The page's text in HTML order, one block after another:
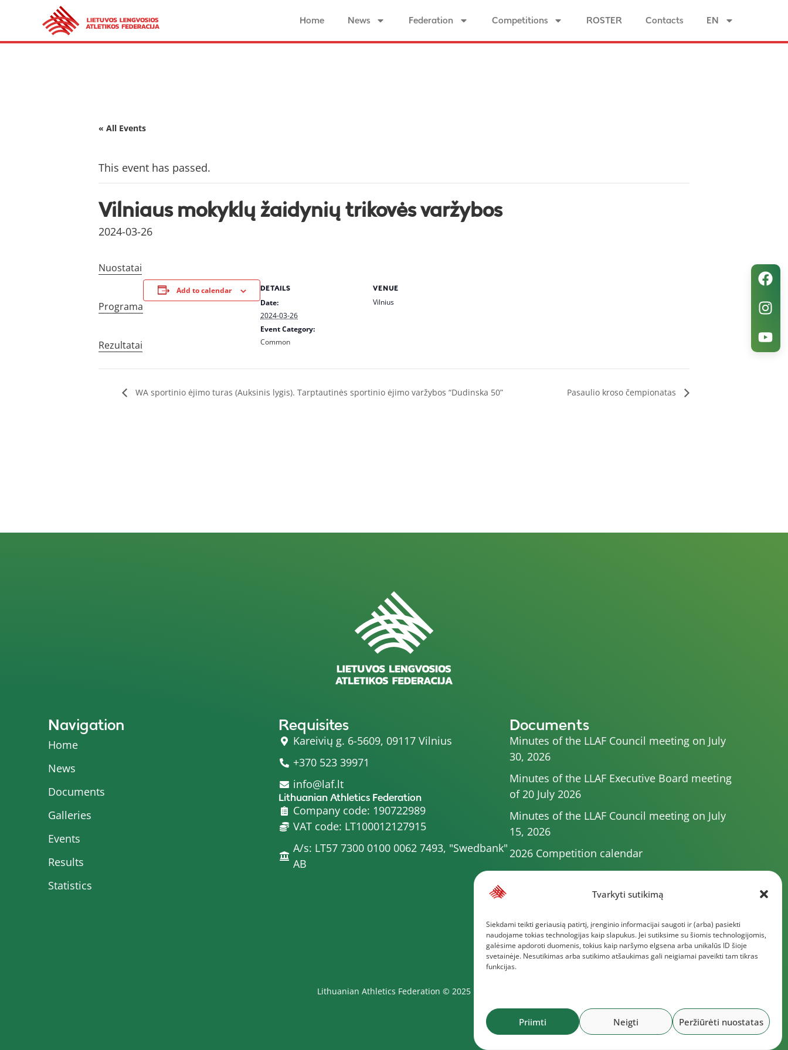
Tvarkyti sutikimą
Siekdami teikti geriausią patirtį, įrenginio informacijai saugoti ir (arba) pasiekti
naudojame tokias technologijas kaip slapukus. Jei sutiksime su šiomis technologijomis,
galėsime apdoroti duomenis, tokius kaip naršymo elgsena arba unikalūs ID šioje
svetainėje. Nesutikimas arba sutikimo atšaukimas gali neigiamai paveikti tam tikras
funkcijas.
Priimti Neigti Peržiūrėti nuostatas
Home News Federation Competitions ROSTER Contacts EN
« All Events
This event has passed.
Vilniaus mokyklų žaidynių trikovės varžybos
2024-03-26
Nuostatai
Programa
Rezultatai
Add to calendar DETAILS
Date:
2024-03-26
Event Category:
Common
VENUE
Vilnius
WA sportinio ėjimo turas (Auksinis lygis). Tarptautinės sportinio ėjimo varžybos “Dudinska 50” Pasaulio kroso čempionatas
Navigation
Home
News
Documents
Galleries
Events
Results
Statistics
Requisites
Kareivių g. 6-5609, 09117 Vilnius
+370 523 39971
info@laf.lt
Lithuanian Athletics Federation
Company code: 190722989
VAT code: LT100012127915
A/s: LT57 7300 0100 0062 7493, "Swedbank"
AB
Documents
Minutes of the LLAF Council meeting on July
30, 2026
Minutes of the LLAF Executive Board meeting
of 20 July 2026
Minutes of the LLAF Council meeting on July
15, 2026
2026 Competition calendar
Minutes of the LLAF Council meeting of 4 July
Committee of 1 July 2025
More documents
Lithuanian Athletics Federation © 2025